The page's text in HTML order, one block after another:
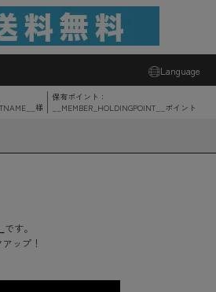
Language
様
保有ポイント：
__MEMBER_HOLDINGPOINT__
ポイント
です。
ップ！